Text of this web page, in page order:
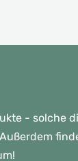
- solche